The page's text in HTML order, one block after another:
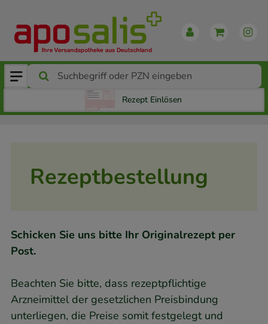
Rezept Einlösen
Rezeptbestellung
Schicken Sie uns bitte Ihr Originalrezept per
Post.
Beachten Sie bitte, dass rezeptpflichtige
Arzneimittel der gesetzlichen Preisbindung
unterliegen, die Preise somit festgelegt und